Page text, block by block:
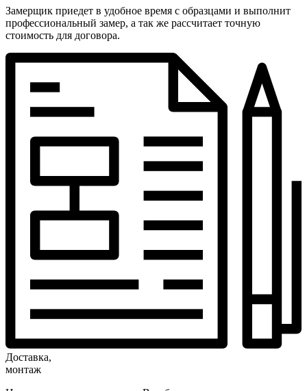
Замерщик приедет в удобное время с образцами и выполнит
профессиональный замер, а так же рассчитает точную
стоимость для договора.
Доставка,
монтаж